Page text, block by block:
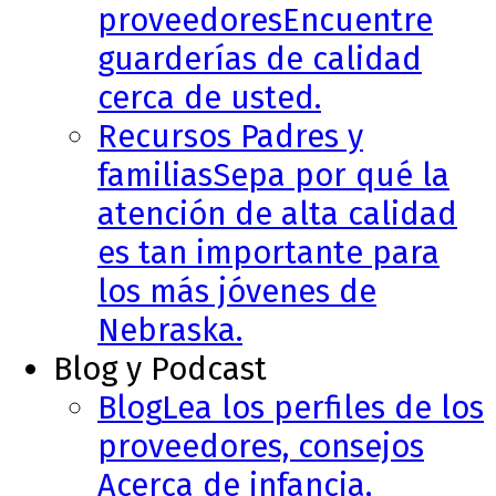
proveedoresEncuentre
guarderías de calidad
cerca de usted.
Recursos Padres y
familiasSepa por qué la
atención de alta calidad
es tan importante para
los más jóvenes de
Nebraska.
Blog y Podcast
BlogLea los perfiles de los
proveedores, consejos
Acerca de infancia,